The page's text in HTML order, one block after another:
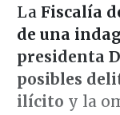
La Fiscalía
de una
presidenta
posibles
ilícito y la